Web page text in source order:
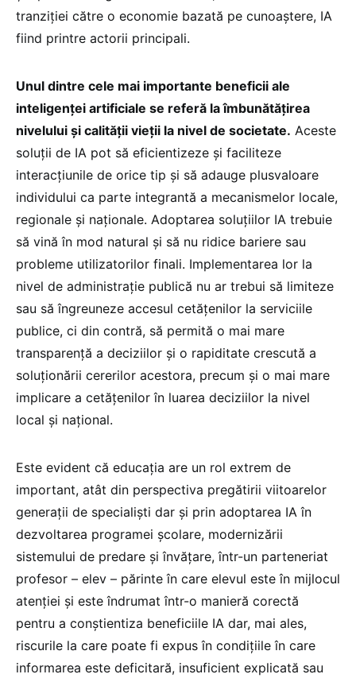
tranziției către o economie bazată pe cunoaștere, IA
fiind printre actorii principali.
Unul dintre cele mai importante beneficii ale
inteligenței artificiale se referă la îmbunătățirea
nivelului și calității vieții la nivel de societate. Aceste
soluții de IA pot să eficientizeze și faciliteze
interacțiunile de orice tip și să adauge plusvaloare
individului ca parte integrantă a mecanismelor locale,
regionale și naționale. Adoptarea soluțiilor IA trebuie
să vină în mod natural și să nu ridice bariere sau
probleme utilizatorilor finali. Implementarea lor la
nivel de administrație publică nu ar trebui să limiteze
sau să îngreuneze accesul cetățenilor la serviciile
publice, ci din contră, să permită o mai mare
transparență a deciziilor și o rapiditate crescută a
soluționării cererilor acestora, precum și o mai mare
implicare a cetățenilor în luarea deciziilor la nivel
local și național.
Este evident că educația are un rol extrem de
important, atât din perspectiva pregătirii viitoarelor
generații de specialiști dar și prin adoptarea IA în
dezvoltarea programei școlare, modernizării
sistemului de predare și învățare, într-un parteneriat
profesor – elev – părinte în care elevul este în mijlocul
atenției și este îndrumat într-o manieră corectă
pentru a conștientiza beneficiile IA dar, mai ales,
riscurile la care poate fi expus în condițiile în care
informarea este deficitară, insuficient explicată sau